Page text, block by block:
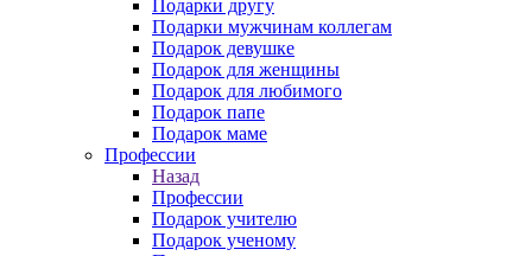
Подарки другу
Подарки мужчинам коллегам
Подарок девушке
Подарок для женщины
Подарок для любимого
Подарок папе
Подарок маме
Профессии
Назад
Профессии
Подарок учителю
Подарок ученому